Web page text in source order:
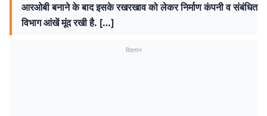
आरओबी बनाने के बाद इसके रखरखाव को लेकर निर्माण कंपनी व संबंधित
विभाग आंखें मूंद रखी है. […]
विज्ञापन